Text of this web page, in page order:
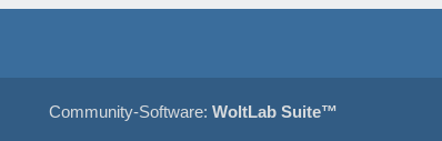
Community-Software: WoltLab Suite™